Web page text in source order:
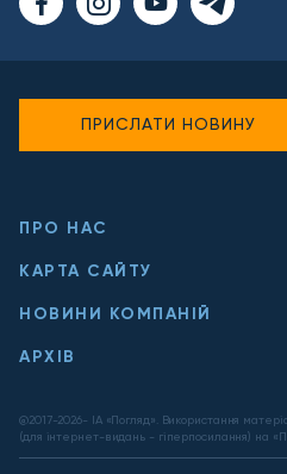
ПРО НАС
КАРТА САЙТУ
НОВИНИ КОМПАНІЙ
АРХІВ
@2017-2026- ІА «Погляд». Використання
(для інтернет-видань - гіперпосилання) на
ПРИСЛАТИ НОВИНУ